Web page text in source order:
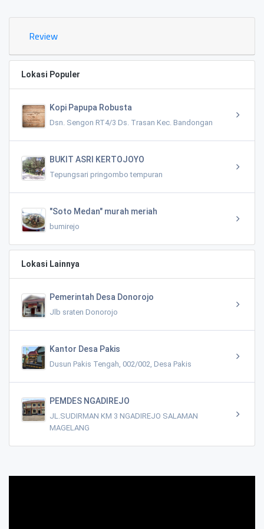
Review
Lokasi Populer
Kopi Papupa Robusta
Dsn. Sengon RT4/3 Ds. Trasan Kec. Bandongan
BUKIT ASRI KERTOJOYO
Tepungsari pringombo tempuran
"Soto Medan" murah meriah
bumirejo
Lokasi Lainnya
Pemerintah Desa Donorojo
Jlb sraten Donorojo
Kantor Desa Pakis
Dusun Pakis Tengah, 002/002, Desa Pakis
PEMDES NGADIREJO
JL.SUDIRMAN KM 3 NGADIREJO SALAMAN
MAGELANG